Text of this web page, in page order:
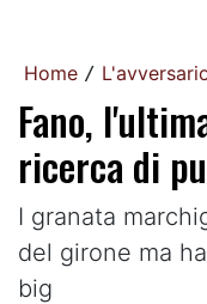
Home /
Fano,
ricerca di
I granata
del girone ma
big